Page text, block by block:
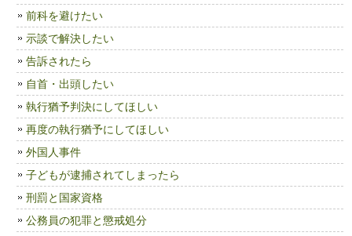
前科を避けたい
示談で解決したい
告訴されたら
自首・出頭したい
執行猶予判決にしてほしい
再度の執行猶予にしてほしい
外国人事件
子どもが逮捕されてしまったら
刑罰と国家資格
公務員の犯罪と懲戒処分